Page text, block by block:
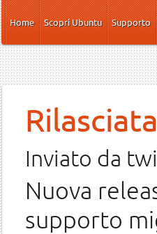
Salta al contenuto principale
Home
Scopri Ubuntu Supporto
Inviato da
Nuova
supporto